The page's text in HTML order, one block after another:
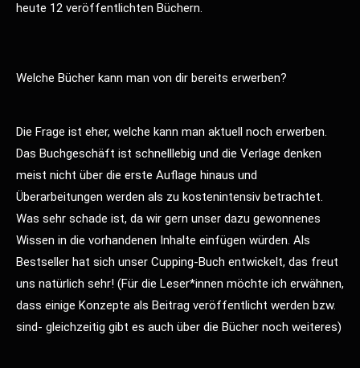
heute 12 veröffentlichten Büchern.
Welche Bücher kann man von dir bereits erwerben?
Die Frage ist eher, welche kann man aktuell noch erwerben.
Das Buchgeschäft ist schnelllebig und die Verlage denken
meist nicht über die erste Auflage hinaus und
Überarbeitungen werden als zu kostenintensiv betrachtet.
Was sehr schade ist, da wir gern unser dazu gewonnenes
Wissen in die vorhandenen Inhalte einfügen würden. Als
Bestseller hat sich unser Cupping-Buch entwickelt, das freut
uns natürlich sehr! (Für die Leser*innen möchte ich erwähnen,
dass einige Konzepte als Beitrag veröffentlicht werden bzw.
sind- gleichzeitig gibt es auch über die Bücher noch weiteres)